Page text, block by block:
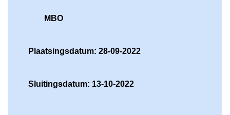
MBO
Plaatsingsdatum: 28-09-2022
Sluitingsdatum: 13-10-2022